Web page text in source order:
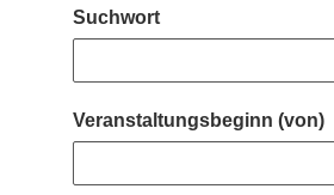
Suchwort
Veranstaltungsbeginn (von)